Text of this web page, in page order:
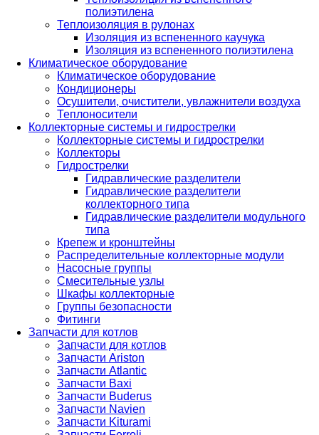
полиэтилена
Теплоизоляция в рулонах
Изоляция из вспененного каучука
Изоляция из вспененного полиэтилена
Климатическое оборудование
Климатическое оборудование
Кондиционеры
Осушители, очистители, увлажнители воздуха
Теплоносители
Коллекторные системы и гидрострелки
Коллекторные системы и гидрострелки
Коллекторы
Гидрострелки
Гидравлические разделители
Гидравлические разделители
коллекторного типа
Гидравлические разделители модульного
типа
Крепеж и кронштейны
Распределительные коллекторные модули
Насосные группы
Смесительные узлы
Шкафы коллекторные
Группы безопасности
Фитинги
Запчасти для котлов
Запчасти для котлов
Запчасти Ariston
Запчасти Atlantic
Запчасти Baxi
Запчасти Buderus
Запчасти Navien
Запчасти Kiturami